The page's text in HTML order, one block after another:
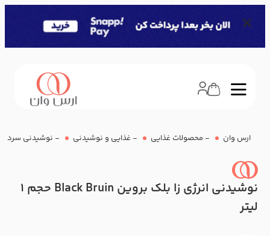
ارس وان - محصولات غذایی - غذایی و نوشیدنی - نوشیدنی سرد
نوشیدنی انرژی زا بلک بروین Black Bruin حجم 1
لیتر